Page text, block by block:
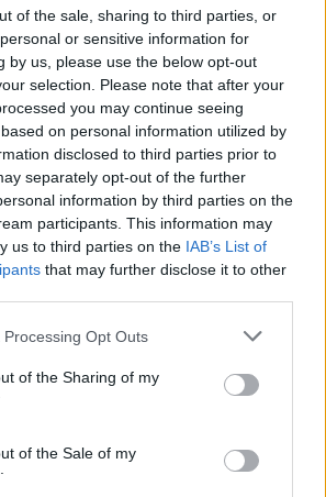
of the sale, sharing to third parties, or
or sensitive information for
by us, please use the below opt-out
selection. Please note that after your
you may continue seeing
on personal information utilized by
disclosed to third parties prior to
separately opt-out of the further
information by third parties on the
participants. This information may
us to third parties on the IAB’s List of
that may further disclose it to other
Opt Outs
of the Sharing of my
of the Sale of my
onore ospitare questa mostra, che è
ai giovani, per far conoscere i
Olimpiadi e delle Paralimpiadi che
no-stra regione". A lui fa eco la
"Il nostro lavoro rispecchia i valori
degli atleti fatte di co-stanza, fatica
commossa nel vedere queste
Matteri aggiunge: "Questa mostra non è
mostrare ai giovani le difficoltà che si
sport a determinati livelli ma anche
loro che lo sport, alle volte, può
puntualizza - Cerchiamo, infatti, di
anche attraverso la nostra
di Maddi" che si occupa di
lo studio e lo sport. Ecco
di poter accogliere questa meravigliosa